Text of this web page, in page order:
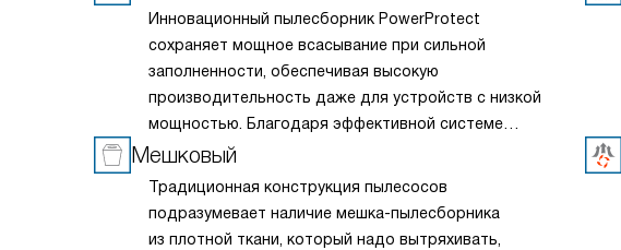
Инновационный пылесборник PowerProtect
сохраняет мощное всасывание при сильной
заполненности, обеспечивая высокую
производительность даже для устройств с низкой
мощностью. Благодаря эффективной системе
фильтрации и надежному клапану-задвижке для
Мешковый
Традиционная конструкция пылесосов
подразумевает наличие мешка-пылесборника
из плотной ткани, который надо вытряхивать,